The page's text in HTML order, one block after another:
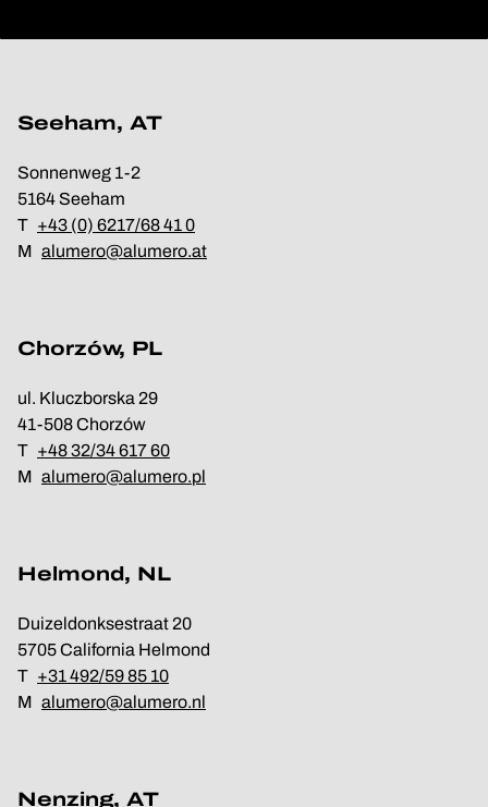
Seeham, AT
Sonnenweg 1-2
5164 Seeham
T +43 (0) 6217/68 41 0
M alumero@alumero.at
Chorzów, PL
ul. Kluczborska 29
41-508 Chorzów
T +48 32/34 617 60
M alumero@alumero.pl
Helmond, NL
Duizeldonksestraat 20
5705 California Helmond
T +31 492/59 85 10
M alumero@alumero.nl
Nenzing, AT